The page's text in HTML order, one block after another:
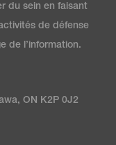
du sein en faisant
de défense
de l’information.
ON K2P 0J2